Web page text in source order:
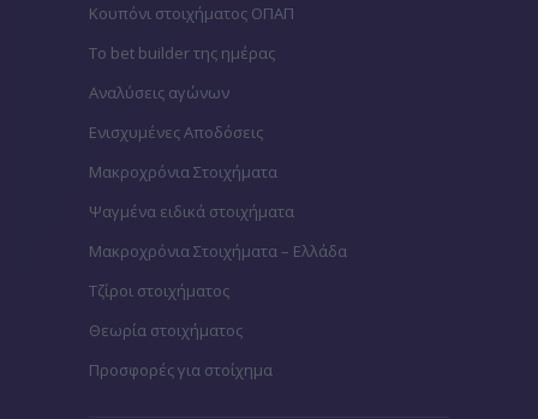
Κουπόνι στοιχήματος ΟΠΑΠ
To bet builder της ημέρας
Αναλύσεις αγώνων
Ενισχυμένες Αποδόσεις
Μακροχρόνια Στοιχήματα
Ψαγμένα ειδικά στοιχήματα
Μακροχρόνια Στοιχήματα – Ελλάδα
Τζίροι στοιχήματος
Θεωρία στοιχήματος
Προσφορές για στοίχημα